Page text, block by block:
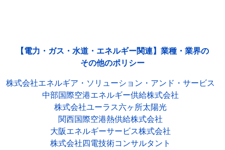
【電力・ガス・水道・エネルギー関連】業種・業界の
その他のポリシー
株式会社エネルギア・ソリューション・アンド・サービス
中部国際空港エネルギー供給株式会社
株式会社ユーラス六ヶ所太陽光
関西国際空港熱供給株式会社
大阪エネルギーサービス株式会社
株式会社四電技術コンサルタント